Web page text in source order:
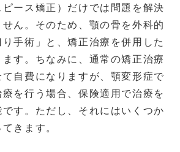
ース矯正）だけでは問題を解決
ん。そのため、顎の骨を外科的
手術」と、矯正治療を併用した
す。ちなみに、通常の矯正治療
自費になりますが、顎変形症で
を行う場合、保険適用で治療を
す。ただし、それにはいくつか
きます。